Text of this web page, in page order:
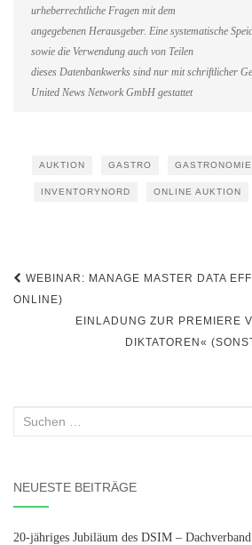
urheberrechtliche Fragen mit dem
angegebenen Herausgeber. Eine systematische
sowie die Verwendung auch von Teilen
dieses Datenbankwerks sind nur mit schriftlicher
United News Network GmbH gestattet
AUKTION GASTRO GASTRONOMIE
INVENTORYNORD ONLINE AUKTION
Beitragsnavigation
WEBINAR: MANAGE MASTER DATA
ONLINE)
EINLADUNG ZUR PREMIERE
DIKTATOREN«
Suchen
NEUESTE BEITRÄGE
20-jähriges Jubiläum des DSIM –